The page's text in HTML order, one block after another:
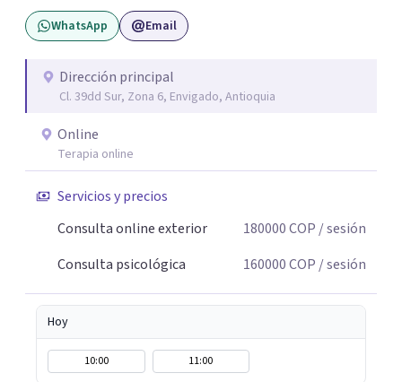
WhatsApp Email
Dirección principal
Cl. 39dd Sur, Zona 6, Envigado, Antioquia
Online
Terapia online
Servicios y precios
Consulta online exterior
180000COP / sesión
Consulta psicológica
160000COP / sesión
Hoy
10:00 11:00